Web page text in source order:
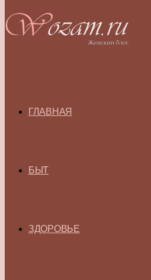
ГЛАВНАЯ
БЫТ
ЗДОРОВЬЕ